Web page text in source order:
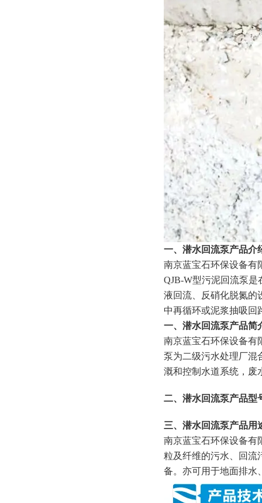
一、潜水回流泵产品介
南京蓝宝石环保设备有
QJB-W型污泥回流泵
液回流、反硝化脱氮的
中再循环或泥浆抽吸回
一、 潜水回流泵产品简
南京蓝宝石环保设备有
泵为二级污水处理厂混
溉和控制水道系统，废
二、 潜水回流泵产品型
三、 潜水回流泵产品用
南京蓝宝石环保设备有
粒及纤维的污水、回流
备。亦可用于地面排水